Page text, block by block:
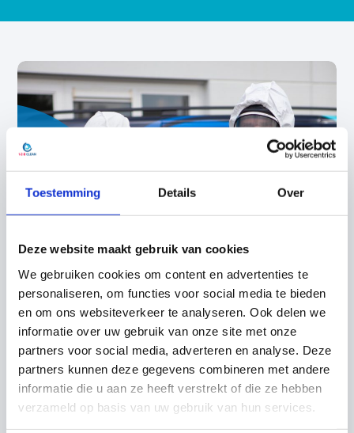
Toestemming Details Over
Deze website maakt gebruik van cookies
We gebruiken cookies om content en advertenties te
personaliseren, om functies voor social media te bieden
en om ons websiteverkeer te analyseren. Ook delen we
informatie over uw gebruik van onze site met onze
partners voor social media, adverteren en analyse. Deze
partners kunnen deze gegevens combineren met andere
informatie die u aan ze heeft verstrekt of die ze hebben
verzameld op basis van uw gebruik van hun services.
“Het werk is zwaar, maar ik ben blij dat ik dit met
respect voor de betreffende persoon en de
nabestaanden mag doen.”
Jef
Werkt bij ‘De Profs’